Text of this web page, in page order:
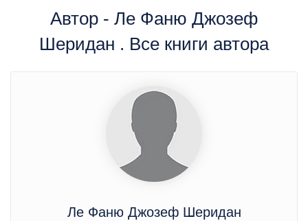
Автор - Ле Фаню Джозеф
Шеридан . Все книги автора
Ле Фаню Джозеф Шеридан